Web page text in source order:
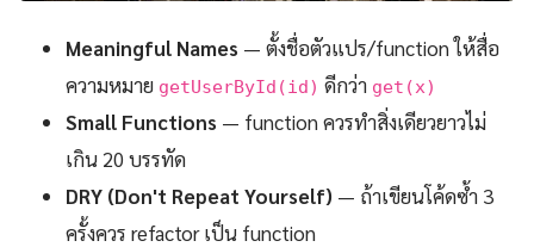
Meaningful Names — ตั้งชื่อตัวแปร/function ให้สื่อ
ความหมาย getUserById(id) ดีกว่า get(x)
Small Functions — function ควรทำสิ่งเดียวยาวไม่
เกิน 20 บรรทัด
DRY (Don't Repeat Yourself) — ถ้าเขียนโค้ดซ้ำ 3
ครั้งควร refactor เป็น function